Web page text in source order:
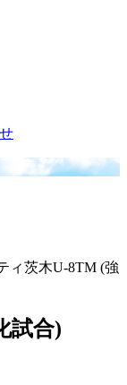
ィ茨木U-8TM (強
試合)